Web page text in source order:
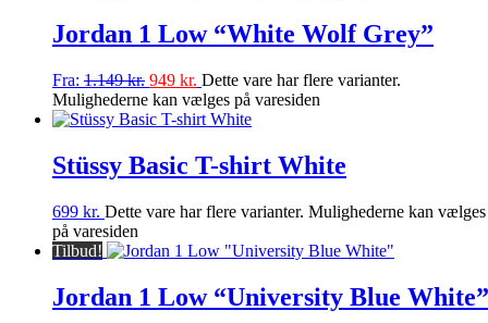
Jordan 1 Low “White Wolf Grey”
Fra: 1.149kr. 949 kr. Dette vare har flere varianter.
Mulighederne kan vælges på varesiden
Stüssy Basic T-shirt White
699 kr. Dette vare har flere varianter. Mulighederne kan vælges
på varesiden
Tilbud!
Jordan 1 Low “University Blue White”